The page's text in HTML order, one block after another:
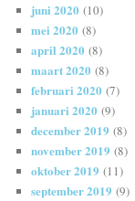
juni 2020 (10)
mei 2020 (8)
april 2020 (8)
maart 2020 (8)
februari 2020 (7)
januari 2020 (9)
december 2019 (8)
november 2019 (8)
oktober 2019 (11)
september 2019 (9)